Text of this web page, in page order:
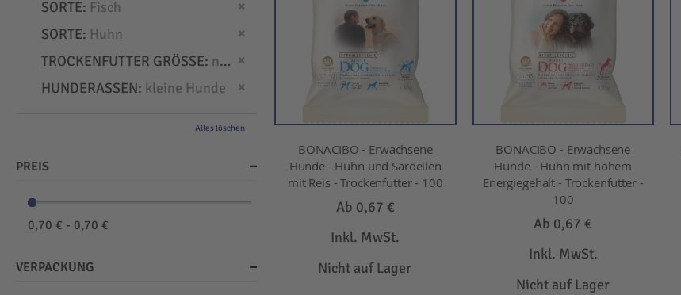
BONACIBO - Erwachsene
Hunde - Huhn und Sardellen
mit Reis - Trockenfutter - 100
Ab 0,67 €
Inkl. MwSt.
Nicht auf Lager
BONACIBO - Erwachsene
Hunde - Huhn mit hohem
Energiegehalt - Trockenfutter -
100
Ab 0,67 €
Inkl. MwSt.
Nicht auf Lager
SORTE Fisch
SORTE Huhn
TROCKENFUTTER GRÖSSE
normal
Dies entfernen
HUNDERASSEN kleine Hunde Dies entfernen
Alles löschen
PREIS
0,70 € - 0,70 €
VERPACKUNG